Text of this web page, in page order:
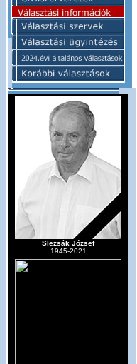
Slezsák József
1945-2021